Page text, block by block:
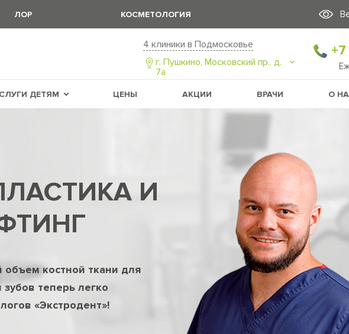
ЛОР КОСМЕТОЛОГИЯ
4 клиники в Подмосковье
г. Пушкино, Московский пр., д.
7а
ДЕТЯМ ЦЕНЫ АКЦИИ ВРАЧИ О
И
объем костной ткани для
теперь легко
«Экстродент»!